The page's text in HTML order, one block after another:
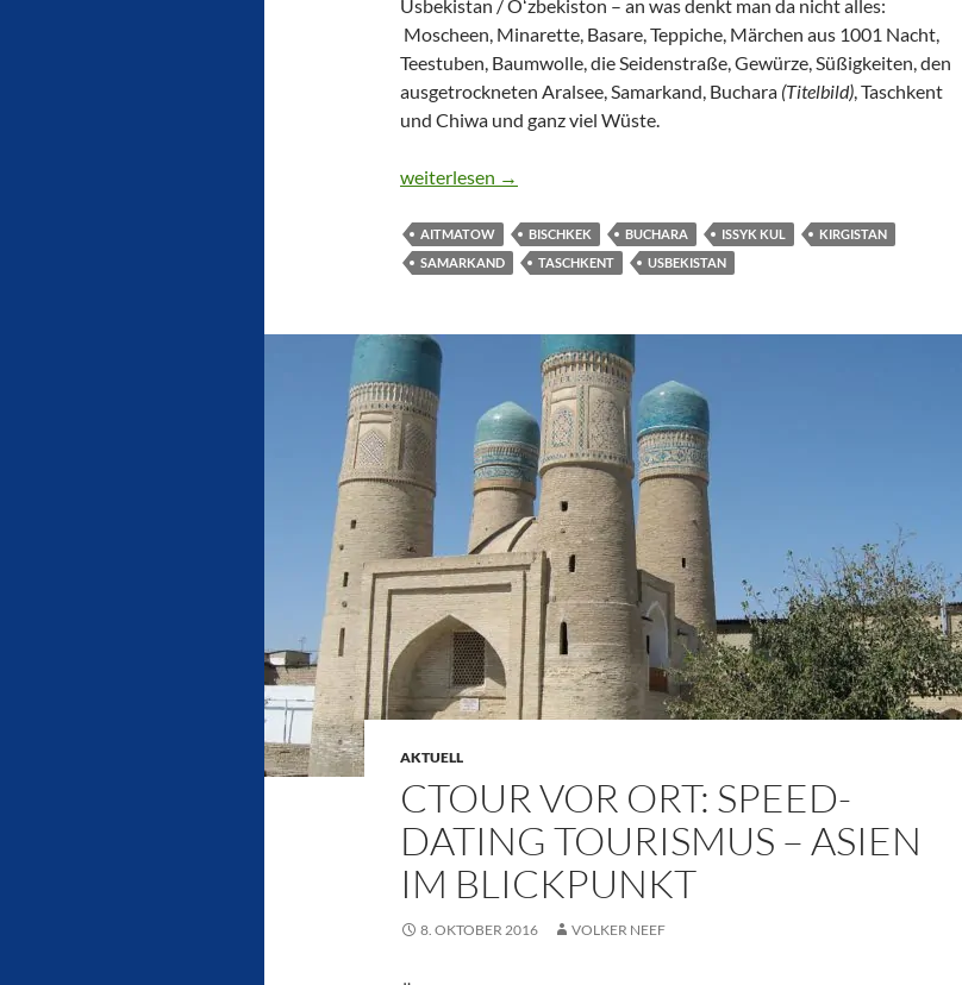
Usbekistan / Oʻzbekiston – an was denkt man da nicht alles:
Moscheen, Minarette, Basare, Teppiche, Märchen aus 1001 Nacht,
Teestuben, Baumwolle, die Seidenstraße, Gewürze, Süßigkeiten, den
ausgetrockneten Aralsee, Samarkand, Buchara (Titelbild), Taschkent
und Chiwa und ganz viel Wüste.
USBEKISTAN UND KIRGISTAN – EIN TRIP NACH ZENTRALASIEN
weiterlesen →
AITMATOW BISCHKEK BUCHARA ISSYK KUL
KIRGISTAN
SAMARKAND
TASCHKENT USBEKISTAN
AKTUELL
CTOUR VOR ORT: SPEED-
DATING TOURISMUS – ASIEN
IM BLICKPUNKT
8. OKTOBER 2016 VOLKER NEEF